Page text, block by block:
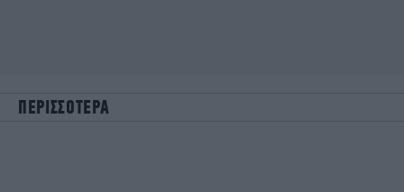
ΠΕΡΙΣΣΟΤΕΡΑ